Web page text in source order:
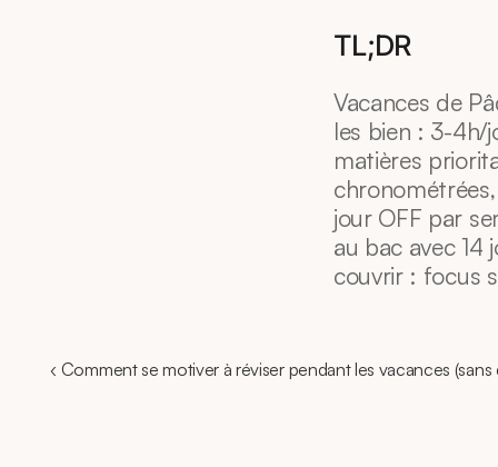
TL;DR
Vacances de
les bien : 3-4h/
matières
jour OFF par
au bac avec 14
couvrir : focus
‹ Comment se motiver à réviser pendant les vacances